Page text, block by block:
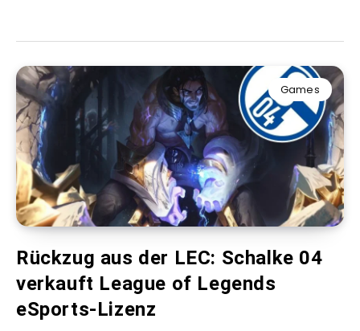
Games
Rückzug aus der LEC: Schalke 04
verkauft League of Legends
eSports-Lizenz